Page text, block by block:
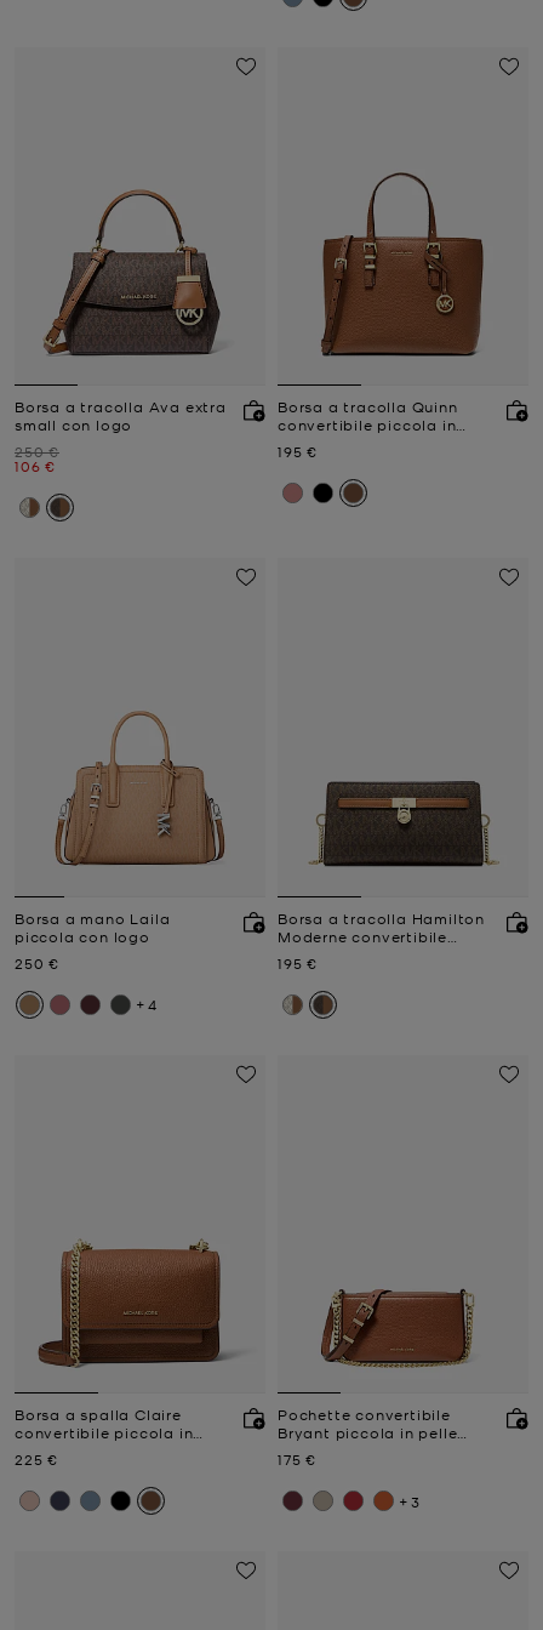
Borsa a tracolla Ava extra
small con logo
Prezzo iniziale
250 €
Prezzo attuale
106 €
Borsa a tracolla Quinn
convertibile piccola in
pelle martellata
Prezzo attuale
195 €
Borsa a mano Laila
piccola con logo
Prezzo attuale
250 €
+4
Borsa a tracolla Hamilton
Moderne convertibile
Prezzo attuale
195 €
Borsa a spalla Claire
convertibile piccola in
pelle martellata
Prezzo attuale
225 €
Pochette convertibile
Bryant piccola in pelle
martellata
Prezzo attuale
175 €
+3